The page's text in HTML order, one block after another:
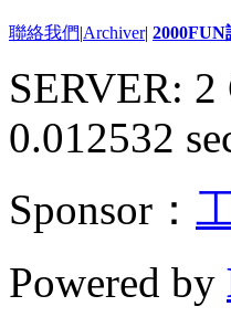
聯絡我們|Archiver| 2000FUN
SERVER:
0.012532
Sponsor：
Powered by